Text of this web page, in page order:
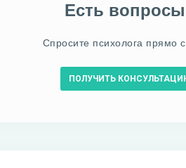
Есть
Спросите психолога прямо
ПОЛУЧИТЬ